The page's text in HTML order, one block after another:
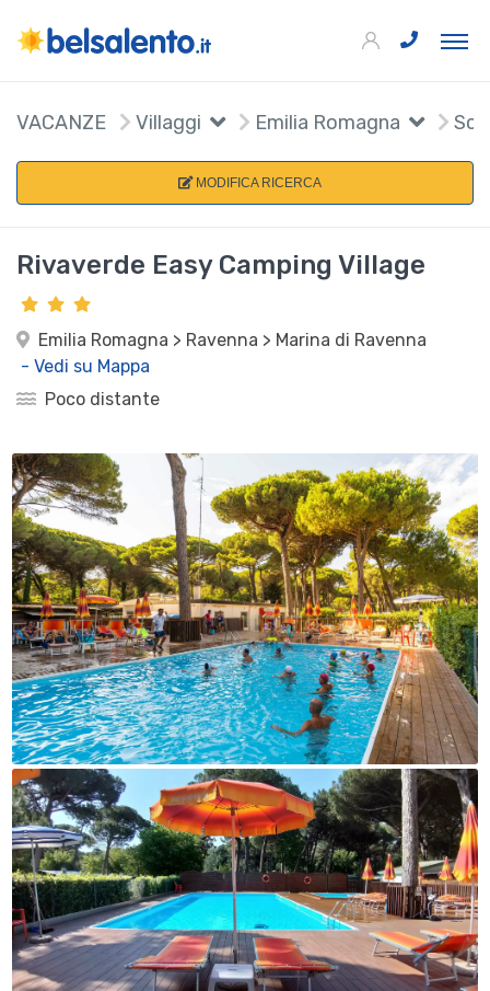
VACANZE Villaggi Emilia Romagna
MODIFICA RICERCA
Rivaverde Easy Camping Village
Emilia Romagna > Ravenna > Marina di Ravenna
- Vedi su Mappa
Poco distante